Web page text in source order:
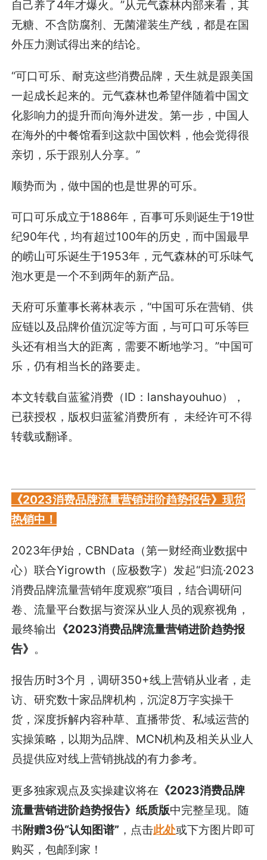
自己养了4年才爆火。”从元气森林内部来看，其
无糖、不含防腐剂、无菌灌装生产线，都是在国
外压力测试得出来的结论。
“可口可乐、耐克这些消费品牌，天生就是跟美国
一起成长起来的。元气森林也希望伴随着中国文
化影响力的提升而向海外进发。第一步，中国人
在海外的中餐馆看到这款中国饮料，他会觉得很
亲切，乐于跟别人分享。”
顺势而为，做中国的也是世界的可乐。
可口可乐成立于1886年，百事可乐则诞生于19世
纪90年代，均有超过100年的历史，而中国最早
的崂山可乐诞生于1953年，元气森林的可乐味气
泡水更是一个不到两年的新产品。
天府可乐董事长蒋林表示，“中国可乐在营销、供
应链以及品牌价值沉淀等方面，与可口可乐等巨
头还有相当大的距离，需要不断地学习。”中国可
乐，仍有相当长的路要走。
本文转载自蓝鲨消费（ID：lanshayouhuo），
已获授权，版权归蓝鲨消费所有， 未经许可不得
转载或翻译。
《2023消费品牌流量营销进阶趋势报告》现货
热销中！
2023年伊始，CBNData（第一财经商业数据中
心）联合Yigrowth（应极数字）发起“归流·2023
消费品牌流量营销年度观察”项目，结合调研问
卷、流量平台数据与资深从业人员的观察视角，
最终输出 《2023消费品牌流量营销进阶趋势报
告》 。
报告历时3个月，调研350+线上营销从业者，走
访、研究数十家品牌机构，沉淀8万字实操干
货，深度拆解内容种草、直播带货、私域运营的
实操策略，以期为品牌、MCN机构及相关从业人
员提供应对线上营销挑战的有力参考。
更多独家观点及实操建议将在 《2023消费品牌
流量营销进阶趋势报告》纸质版中完整呈现。随
书附赠3份“认知图谱” ，点击此处或下方图片即可
购买，包邮到家！